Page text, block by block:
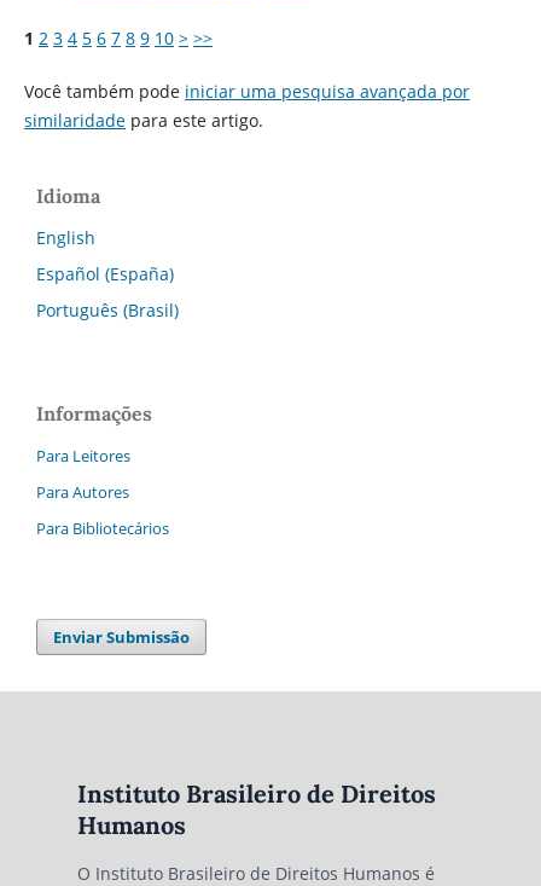
1 2 3 4 5 6 7 8 9 10 > >>
Você também pode iniciar uma pesquisa avançada por
similaridadepara este artigo.
Idioma
English
Español (España)
Português (Brasil)
Informações
Para Leitores
Para Autores
Para Bibliotecários
Enviar Submissão
Instituto Brasileiro de Direitos
Humanos
O Instituto Brasileiro de Direitos Humanos é